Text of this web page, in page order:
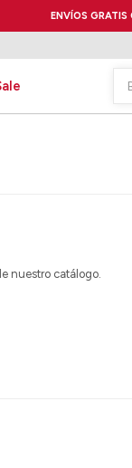
ENVÍOS
nuestro catálogo.